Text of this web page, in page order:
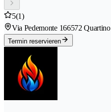
5(1)
Via Pedemonte 166572 Quartino
Termin reservieren